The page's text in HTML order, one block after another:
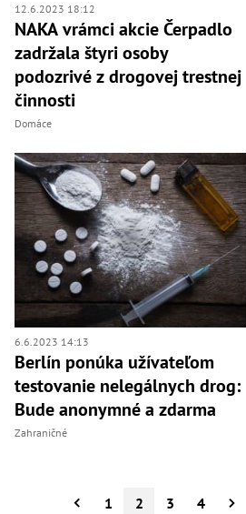
12.6.2023 18:12
NAKA vrámci akcie Čerpadlo
zadržala štyri osoby
podozrivé z drogovej trestnej
činnosti
Domáce
6.6.2023 14:13
Berlín ponúka užívateľom
testovanie nelegálnych drog:
Bude anonymné a zdarma
Zahraničné
1 2 3 4